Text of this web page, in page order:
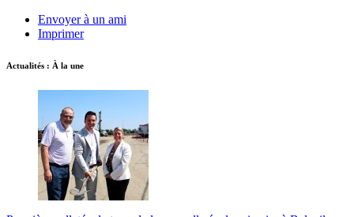
Envoyer à un ami
Imprimer
Actualités : À la une